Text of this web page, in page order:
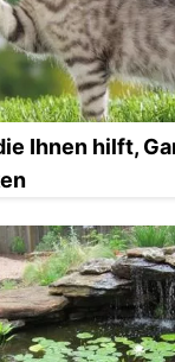
Ihnen hilft,